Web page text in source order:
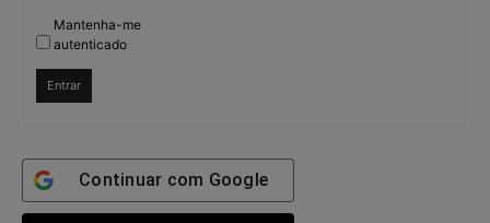
Mantenha-me
autenticado
Entrar
Continuar com Google